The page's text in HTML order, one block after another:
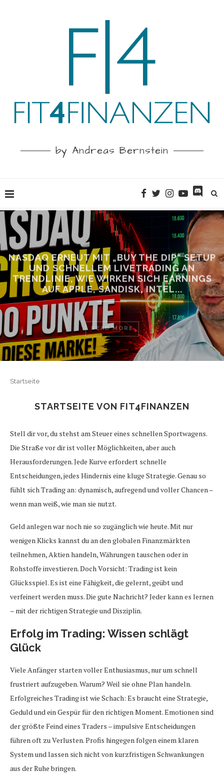
by Andreas Bernstein
NASDAQ ERNEUT MIT „BUY THE DIP“ SETUP
UND SCHNELLEM LIVETRADING AN
TRENDLINIE, WIE WIRKEN SICH EARNINGS
AUF APPLE, SANDISK, INTEL...
READ MORE
Startseite
STARTSEITE VON FIT4FINANZEN
Stell dir vor, du stehst am Steuer eines schnellen Sportwagens.
Die Straße vor dir ist voller Möglichkeiten, aber auch
Herausforderungen. Jede Kurve erfordert schnelle
Entscheidungen, jedes Hindernis eine kluge Strategie. Genau so
fühlt sich Trading an: dynamisch, aufregend und voller Chancen –
wenn man weiß, wie man sie nutzt.
Geld anlegen war noch nie so zugänglich wie heute. Mit nur
wenigen Klicks kannst du an den globalen Finanzmärkten
teilnehmen, Aktien handeln, Währungen tauschen oder in
Rohstoffe investieren. Doch Vorsicht: Trading ist kein
Glücksspiel. Es ist eine Fähigkeit, die gelernt, geübt und
verfeinert werden muss. Die gute Nachricht? Jeder kann es lernen
– mit der richtigen Strategie und Disziplin.
Erfolg im Trading: Wissen schlägt
Glück
Viele Anfänger starten voller Enthusiasmus, nur um schnell
frustriert aufzugeben. Warum? Weil sie ohne Plan handeln.
Erfolgreiches Trading ist wie Schach: Es braucht eine Strategie,
Geduld und ein Gespür für den richtigen Moment. Emotionen sind
der größte Feind eines Traders – impulsive Entscheidungen
führen oft zu Verlusten. Profis hingegen folgen einem klaren
System und lassen sich nicht von kurzfristigen Schwankungen
aus der Ruhe bringen.